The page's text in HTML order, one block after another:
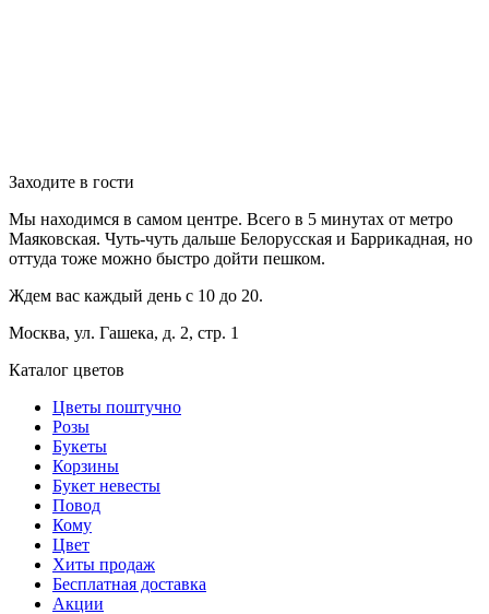
Заходите в гости
Мы находимся в самом центре. Всего в 5 минутах от метро
Маяковская. Чуть-чуть дальше Белорусская и Баррикадная, но
оттуда тоже можно быстро дойти пешком.
Ждем вас каждый день с 10 до 20.
Москва, ул. Гашека, д. 2, стр. 1
Каталог цветов
Цветы поштучно
Розы
Букеты
Корзины
Букет невесты
Повод
Кому
Цвет
Хиты продаж
Бесплатная доставка
Акции